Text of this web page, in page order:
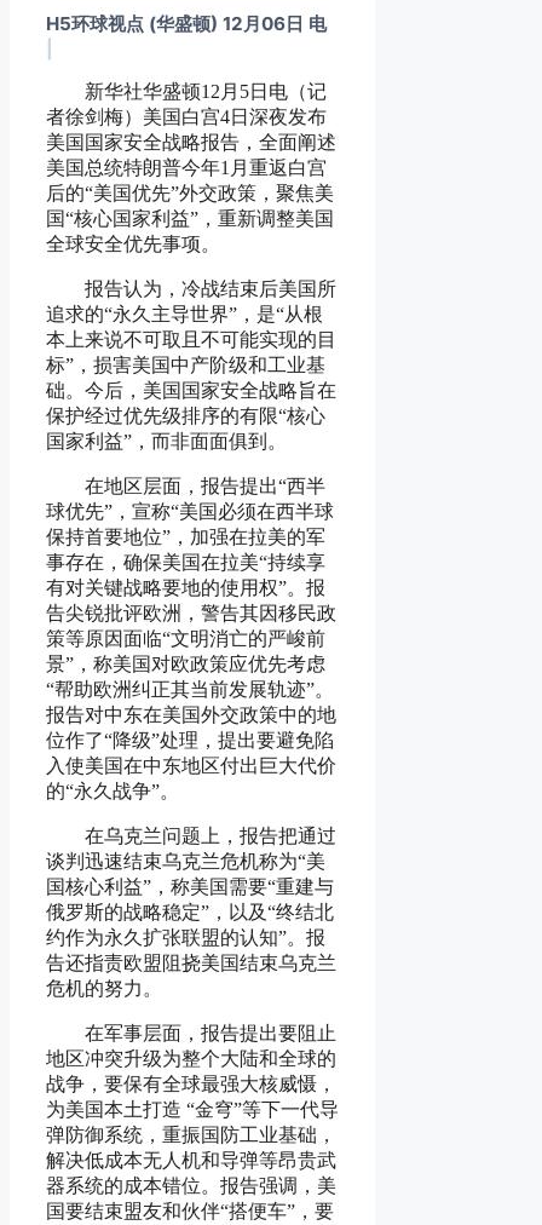
H5环球视点 (华盛顿) 12月06日 电
新华社华盛顿12月5日电（记
者徐剑梅）美国白宫4日深夜发布
美国国家安全战略报告，全面阐述
美国总统特朗普今年1月重返白宫
后的“美国优先”外交政策，聚焦美
国“核心国家利益”，重新调整美国
全球安全优先事项。
报告认为，冷战结束后美国所
追求的“永久主导世界”，是“从根
本上来说不可取且不可能实现的目
标”，损害美国中产阶级和工业基
础。今后，美国国家安全战略旨在
保护经过优先级排序的有限“核心
国家利益”，而非面面俱到。
在地区层面，报告提出“西半
球优先”，宣称“美国必须在西半球
保持首要地位”，加强在拉美的军
事存在，确保美国在拉美“持续享
有对关键战略要地的使用权”。报
告尖锐批评欧洲，警告其因移民政
策等原因面临“文明消亡的严峻前
景”，称美国对欧政策应优先考虑
“帮助欧洲纠正其当前发展轨迹”。
报告对中东在美国外交政策中的地
位作了“降级”处理，提出要避免陷
入使美国在中东地区付出巨大代价
的“永久战争”。
在乌克兰问题上，报告把通过
谈判迅速结束乌克兰危机称为“美
国核心利益”，称美国需要“重建与
俄罗斯的战略稳定”，以及“终结北
约作为永久扩张联盟的认知”。报
告还指责欧盟阻挠美国结束乌克兰
危机的努力。
在军事层面，报告提出要阻止
地区冲突升级为整个大陆和全球的
战争，要保有全球最强大核威慑，
为美国本土打造 “金穹”等下一代导
弹防御系统，重振国防工业基础，
解决低成本无人机和导弹等昂贵武
器系统的成本错位。报告强调，美
国要结束盟友和伙伴“搭便车”，要